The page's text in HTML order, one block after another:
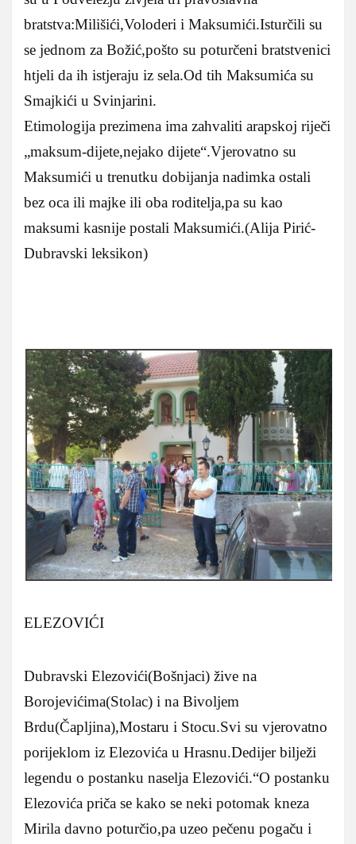
bratstva:Milišići,Voloderi i Maksumići.Isturčili su
se jednom za Božić,pošto su poturčeni bratstvenici
htjeli da ih istjeraju iz sela.Od tih Maksumića su
Smajkići u Svinjarini.
Etimologija prezimena ima zahvaliti arapskoj riječi
„maksum-dijete,nejako dijete“.Vjerovatno su
Maksumići u trenutku dobijanja nadimka ostali
bez oca ili majke ili oba roditelja,pa su kao
maksumi kasnije postali Maksumići.(Alija Pirić-
Dubravski leksikon)
ELEZOVIĆI
Dubravski Elezovići(Bošnjaci) žive na
Borojevićima(Stolac) i na Bivoljem
Brdu(Čapljina),Mostaru i Stocu.Svi su vjerovatno
porijeklom iz Elezovića u Hrasnu.Dedijer bilježi
legendu o postanku naselja Elezovići.“O postanku
Elezovića priča se kako se neki potomak kneza
Mirila davno poturčio,pa uzeo pečenu pogaču i